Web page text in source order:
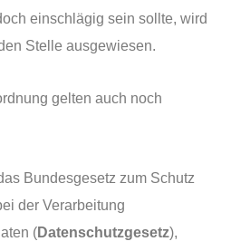
einschlägig sein sollte, wird
Stelle ausgewiesen.
gelten auch noch
Bundesgesetz zum Schutz
der Verarbeitung
(Datenschutzgesetz),